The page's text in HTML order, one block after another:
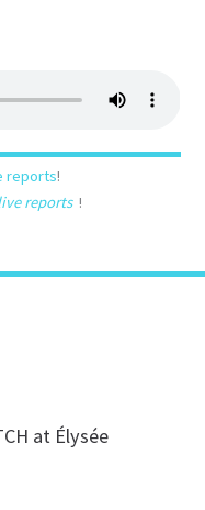
reports!
reports !
at Élysée